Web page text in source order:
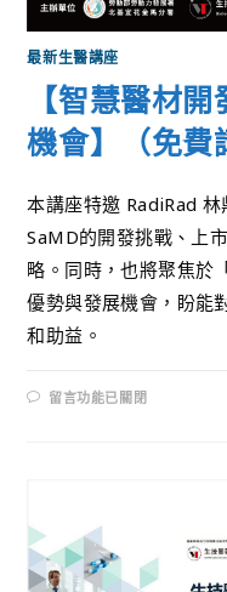
最新生醫講座
【智慧醫材
機會】（免費
本講座特邀 RadiRad
SaMD的開發挑戰、上
略。同時，也將聚焦於
優勢與發展機會，盼能
和助益。
留言功能已關閉